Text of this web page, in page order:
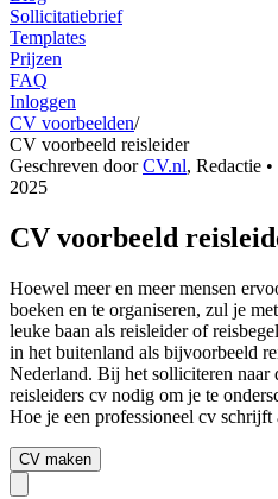
Sollicitatiebrief
Templates
Prijzen
FAQ
Inloggen
CV voorbeelden/
CV voorbeeld reisleider
Geschreven doorCV.nl, Redactie
2025
CV voorbeeld
Hoewel meer en meer mensen
boeken en te organiseren, zul je
leuke baan als reisleider of
in het buitenland als bijvoorbeeld
Nederland. Bij het solliciteren naar
reisleiders cv nodig om je te
Hoe je een professioneel cv schrijft
CV maken